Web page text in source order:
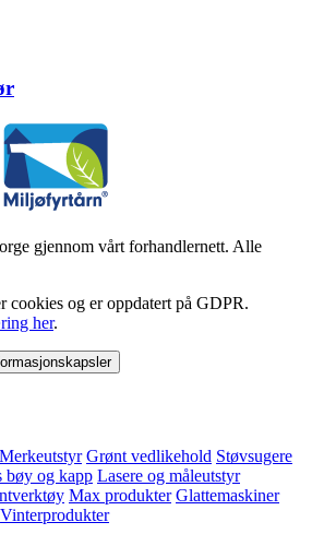
gjennom vårt forhandlernett. Alle
cookies og er oppdatert på GDPR.
her.
Merkeutstyr Grønt vedlikehold Støvsugere
bøy og kapp Lasere og måleutstyr
Max produkter Glattemaskiner
Vinterprodukter